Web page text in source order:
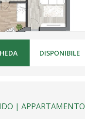
DISPONIBILE
| APPARTAMENTO